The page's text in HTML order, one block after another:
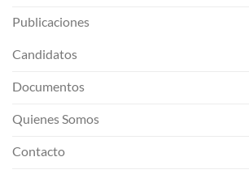
Publicaciones
Candidatos
Documentos
Quienes Somos
Contacto